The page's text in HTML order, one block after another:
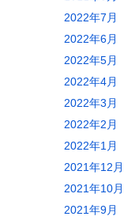
2022年7月
2022年6月
2022年5月
2022年4月
2022年3月
2022年2月
2022年1月
2021年12月
2021年10月
2021年9月